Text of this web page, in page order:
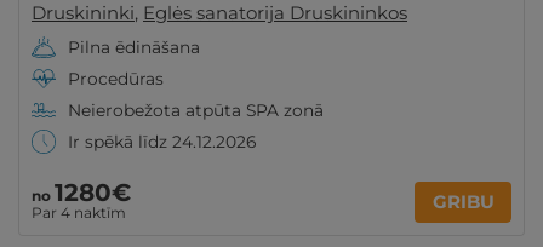
Druskininki, Eglės sanatorija Druskininkos
Pilna ēdināšana
Procedūras
Neierobežota atpūta SPA zonā
Ir spēkā līdz 24.12.2026
no 1280€
Par 4 naktīm GRIBU